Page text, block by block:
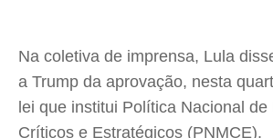
Na coletiva de imprensa, Lula
a Trump da aprovação, nesta
lei que institui Política Nacional de
Críticos e Estratégicos (PNMCE).